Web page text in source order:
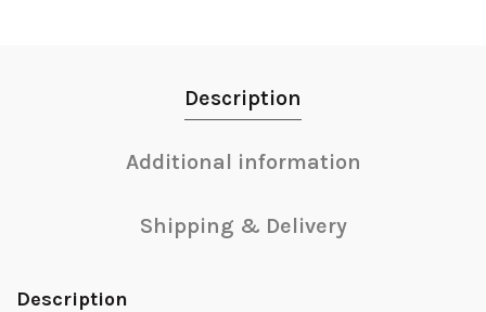
Description
Additional information
Shipping & Delivery
Description